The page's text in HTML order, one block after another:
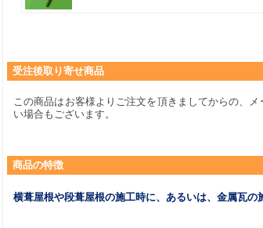
受注後取り寄せ商品
この商品はお客様よりご注文を頂きましてからの、
い場合もございます。
商品の特徴
横葺屋根や段葺屋根の施工時に、あるいは、金属瓦の